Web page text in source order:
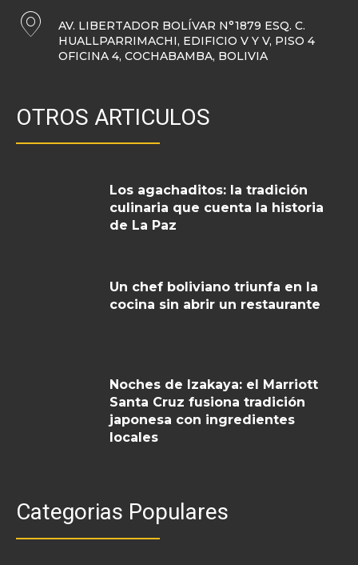
AV. LIBERTADOR BOLÍVAR N°1879 ESQ. C.
HUALLPARRIMACHI, EDIFICIO V Y V, PISO 4
OFICINA 4, COCHABAMBA, BOLIVIA
OTROS ARTICULOS
Los agachaditos: la tradición
culinaria que cuenta la historia
de La Paz
Un chef boliviano triunfa en la
cocina sin abrir un restaurante
Noches de Izakaya: el Marriott
Santa Cruz fusiona tradición
japonesa con ingredientes
locales
Categorias Populares